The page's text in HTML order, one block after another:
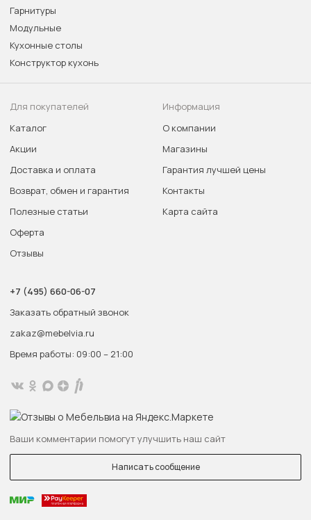
Гарнитуры
Модульные
Кухонные столы
Конструктор кухонь
Для покупателей
Каталог
Акции
Доставка и оплата
Возврат, обмен и гарантия
Полезные статьи
Оферта
Отзывы
Информация
О компании
Магазины
Гарантия лучшей цены
Контакты
Карта сайта
+7 (495) 660-06-07
Заказать обратный звонок
zakaz@mebelvia.ru
Время работы: 09:00 – 21:00
Ваши комментарии помогут улучшить наш сайт
Написать сообщение